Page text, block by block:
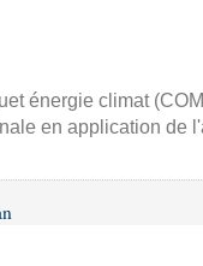
énergie climat
en application de